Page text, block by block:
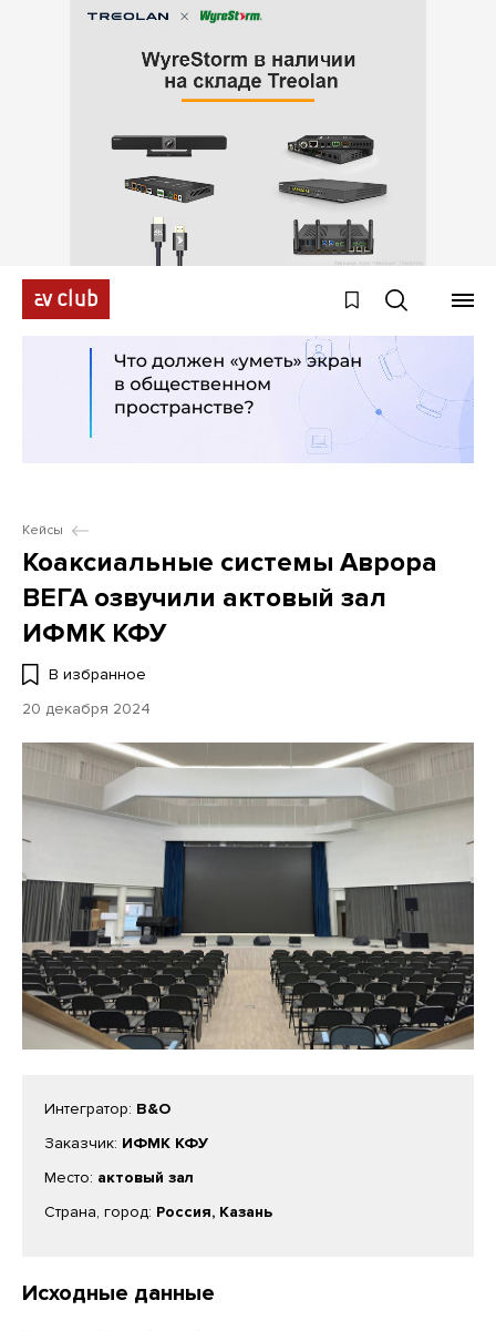
Кейсы
Коаксиальные системы Аврора
ВЕГА озвучили актовый зал
ИФМК КФУ
В избранное
20 декабря 2024
Интегратор: B&O
Заказчик: ИФМК КФУ
Место: актовый зал
Страна, город: Россия, Казань
Исходные данные